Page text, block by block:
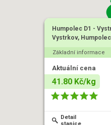
Humpolec D1 -
Vystrkov,
Základní informace
Aktuální cena
41.80 Kč/kg
Detail